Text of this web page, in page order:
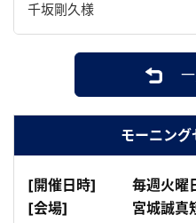
千坂剛久様
モーニン
[開催日時]
毎週火
[会場]
宮城誠真